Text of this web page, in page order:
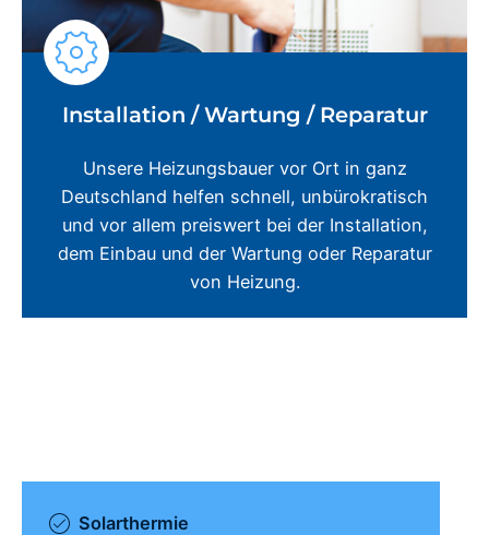
Installation / Wartung / Reparatur
Unsere Heizungsbauer vor Ort in ganz
Deutschland helfen schnell, unbürokratisch
und vor allem preiswert bei der Installation,
dem Einbau und der Wartung oder Reparatur
von Heizung.
Solarthermie